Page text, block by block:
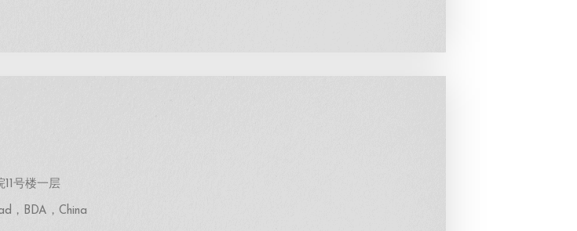
号楼一层
，BDA，China